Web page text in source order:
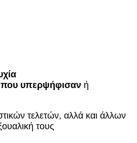
υπερψήφισανή
τελετών, αλλά και άλλων
τους